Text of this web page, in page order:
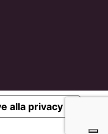
alla privacy